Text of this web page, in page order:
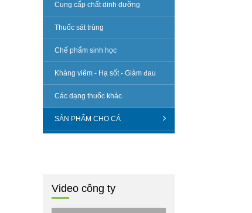
Cung cấp chất dinh dưỡng
Thuốc sát trùng
Chế phẩm sinh học
Kháng viêm - Hạ sốt - Giảm đau
Các dạng thuốc khác
SẢN PHẨM CHO CÁ
Video công ty